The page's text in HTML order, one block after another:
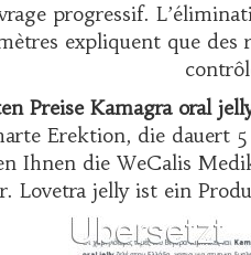
progressif.
expliquent que des
Preise Kamagra oral
Erektion, die dauert
Ihnen die WeCalis
Lovetra jelly ist ein